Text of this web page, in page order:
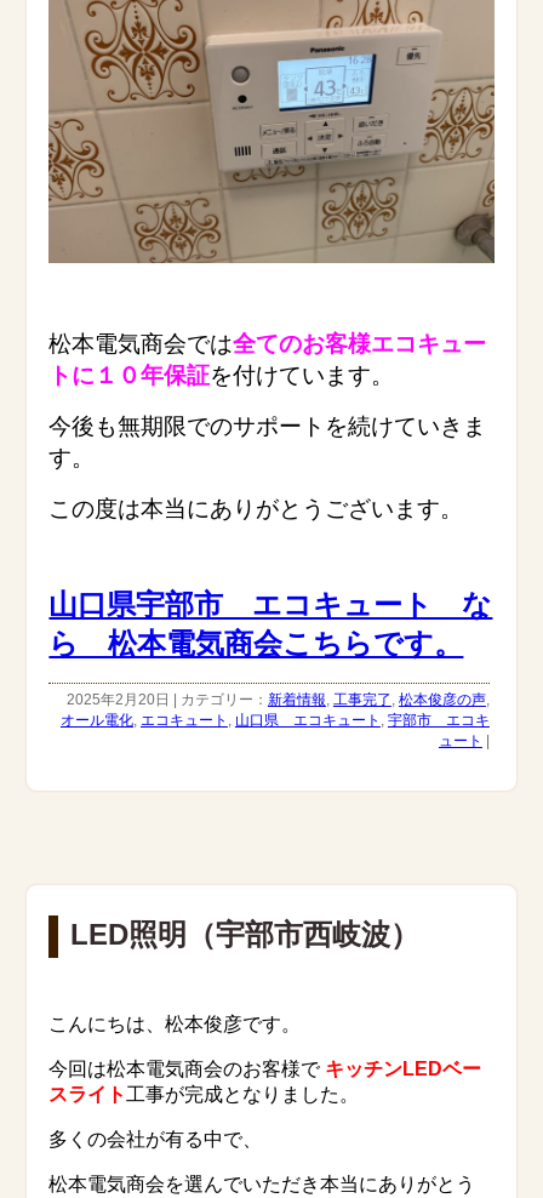
松本電気商会では全てのお客様エコキュー
トに１０年保証を付けています。
今後も無期限でのサポートを続けていきま
す。
この度は本当にありがとうございます。
山口県宇部市 エコキュート な
ら 松本電気商会こちらです。
2025年2月20日 | カテゴリー： 新着情報 工事完了 松本俊彦の声,
オール電化, エコキュート 山口県 エコキュート
宇部市 エコキ
ュート |
LED照明（宇部市西岐波）
こんにちは、松本俊彦です。
今回は松本電気商会のお客様で キッチンLEDベー
スライト工事が完成となりました。
多くの会社が有る中で、
松本電気商会を選んでいただき本当にありがとう